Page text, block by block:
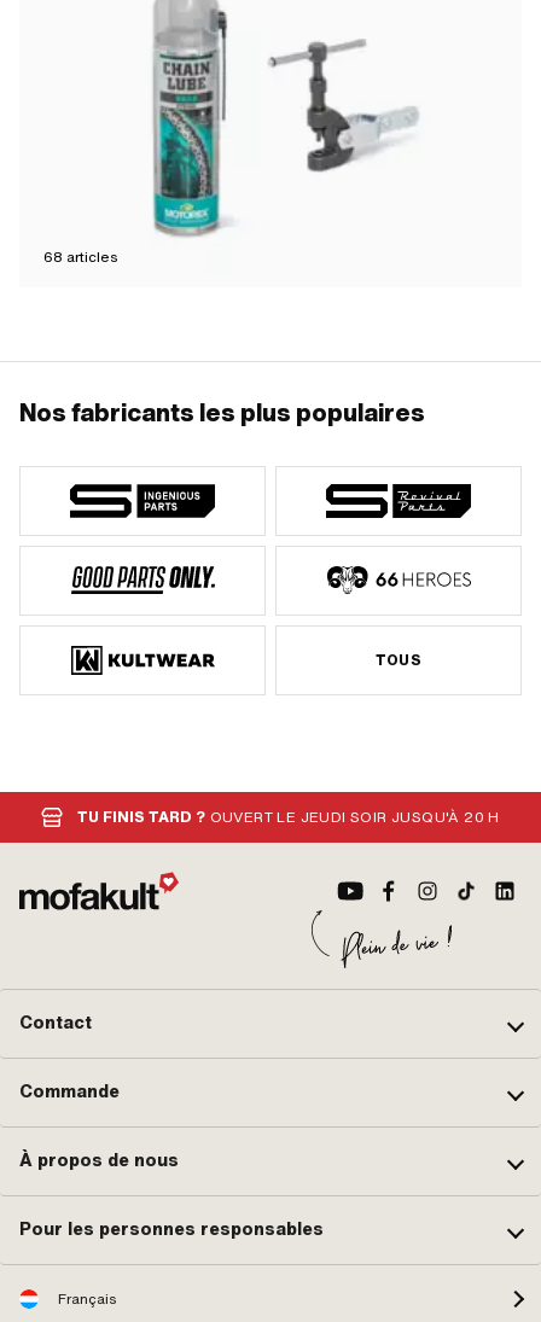
68 articles
Nos fabricants les plus populaires
TOUS
TU FINIS TARD ? OUVERT LE JEUDI SOIR JUSQU'À 20 H
Contact
Commande
À propos de nous
Pour les personnes responsables
Français